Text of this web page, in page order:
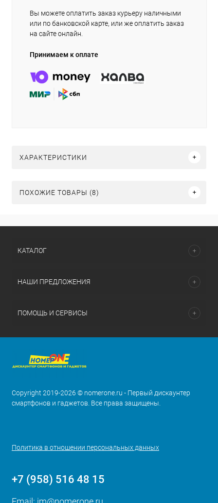
Вы можете оплатить заказ курьеру наличными
или по банковской карте, или же оплатить заказ
на сайте онлайн.
Принимаем к оплате
ХАРАКТЕРИСТИКИ
ПОХОЖИЕ ТОВАРЫ (8)
КАТАЛОГ
НАШИ ПРЕДЛОЖЕНИЯ
ПОМОЩЬ И СЕРВИСЫ
Copyright 2019-2026 © nomerone.ru - Первый дискаунтер
смартфонов и гаджетов. Все права защищены.
Политика в отношении персональных данных
+7 (958) 516 48 15